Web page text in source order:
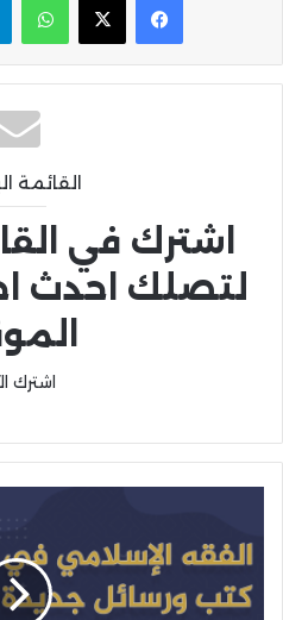
القائمة
اشترك في
لتصلك احدث
اشترك